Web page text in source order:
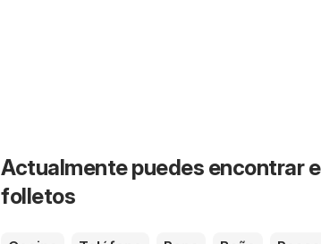
Actualmente puedes encontrar
folletos